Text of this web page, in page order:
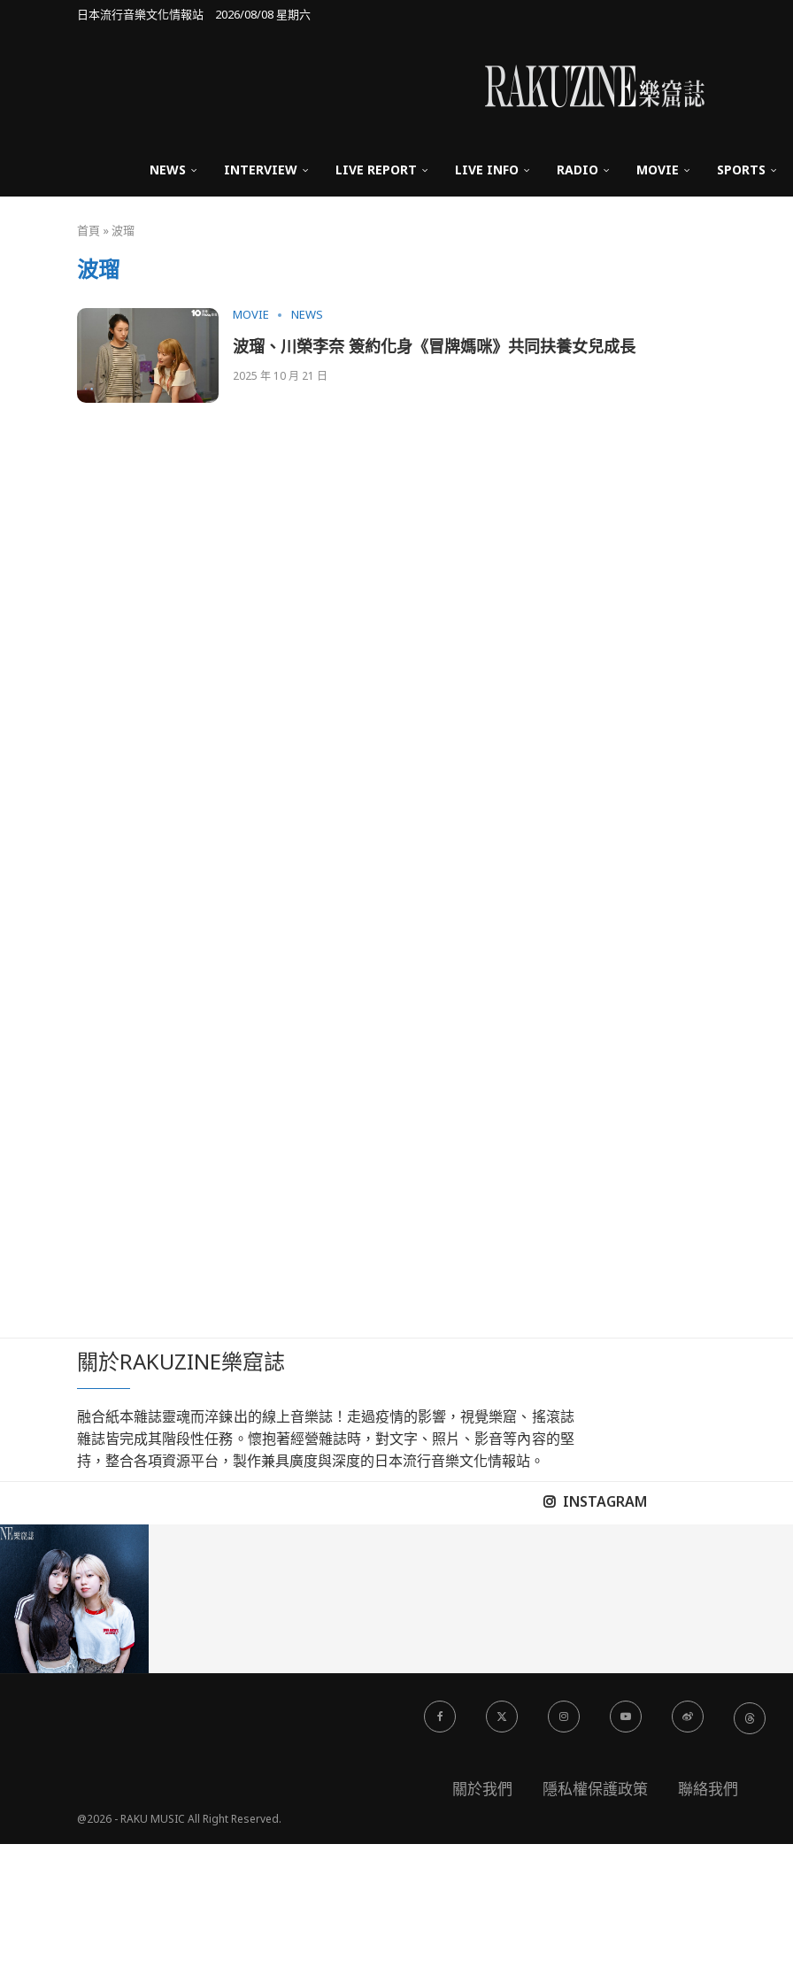
日本流行音樂文化情報站 2026/08/08 星期六
NEWS INTERVIEW LIVE REPORT LIVE INFO RADIO MOVIE SPORTS
首頁 »波瑠
波瑠
MOVIE NEWS
波瑠、川榮李奈 簽約化身《冒牌媽咪》共同扶養女兒成長
2025 年 10 月 21 日
關於RAKUZINE樂窟誌
融合紙本雜誌靈魂而淬鍊出的線上音樂誌！走過疫情的影響，視覺樂窟、搖滾誌
雜誌皆完成其階段性任務。懷抱著經營雜誌時，對文字、照片、影音等內容的堅
持，整合各項資源平台，製作兼具廣度與深度的日本流行音樂文化情報站。
INSTAGRAM
關於我們 隱私權保護政策 聯絡我們
@2026 - RAKU MUSIC All Right Reserved.